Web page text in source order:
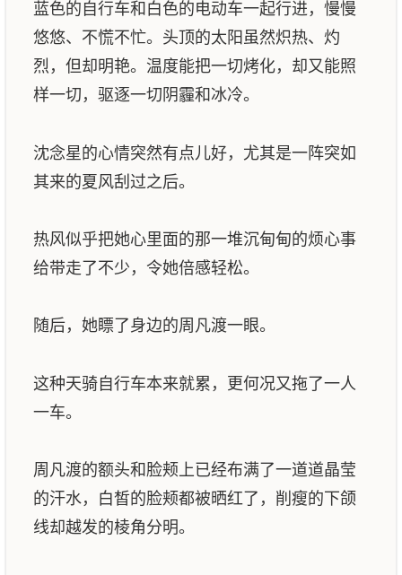
蓝色的自行车和白色的电动车一起行进，慢慢
悠悠、不慌不忙。头顶的太阳虽然炽热、灼
烈，但却明艳。温度能把一切烤化，却又能照
样一切，驱逐一切阴霾和冰冷。
沈念星的心情突然有点儿好，尤其是一阵突如
其来的夏风刮过之后。
热风似乎把她心里面的那一堆沉甸甸的烦心事
给带走了不少，令她倍感轻松。
随后，她瞟了身边的周凡渡一眼。
这种天骑自行车本来就累，更何况又拖了一人
一车。
周凡渡的额头和脸颊上已经布满了一道道晶莹
的汗水，白皙的脸颊都被晒红了，削瘦的下颌
线却越发的棱角分明。